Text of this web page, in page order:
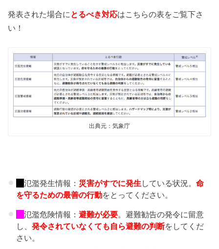
発表された場合に とるべき対応はこちらの表をご覧下さ
い！
出典元：気象庁
氾濫発生情報： 災害がすでに発生 している状況。 命
を守るための最善の行動をとってください。
氾濫危険情報： 避難が必要。避難勧告の発令に留意
し、 発令されていなくても自ら避難の判断をしてくだ
さい。